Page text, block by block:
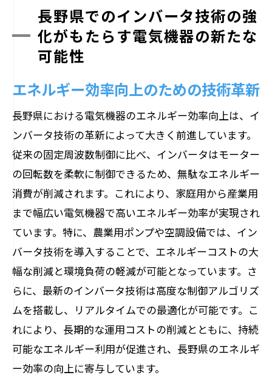
長野県でのインバータ技術の強
化がもたらす電気機器の新たな
可能性
エネルギー効率向上のための技術革新
長野県における電気機器のエネルギー効率向上は、イ
ンバータ技術の革新によって大きく前進しています。
従来の固定周波数制御に比べ、インバータはモーター
の回転数を柔軟に制御できるため、無駄なエネルギー
消費が削減されます。これにより、家庭用から産業用
まで幅広い電気機器で高いエネルギー効率が実現され
ています。特に、農業用ポンプや空調設備では、イン
バータ技術を導入することで、エネルギーコストの大
幅な削減と環境負荷の軽減が可能となっています。さ
らに、最新のインバータ技術は高度な制御アルゴリズ
ムを搭載し、リアルタイムでの最適化が可能です。こ
れにより、長期的な運用コストの削減とともに、持続
可能なエネルギー利用が促進され、長野県のエネルギ
ー効率の向上に寄与しています。